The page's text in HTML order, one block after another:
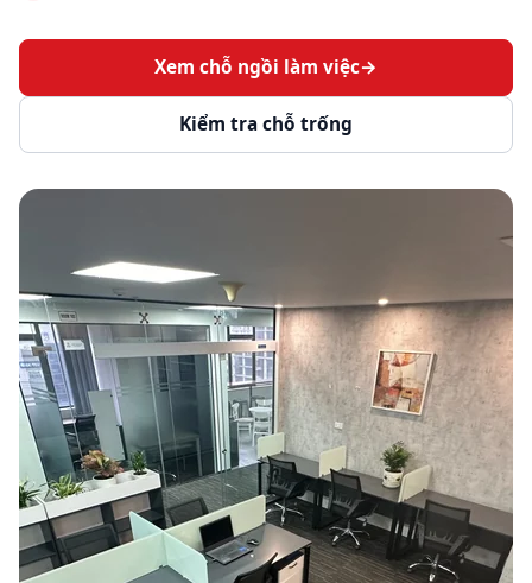
Xem chỗ ngồi làm việc→
Kiểm tra chỗ trống